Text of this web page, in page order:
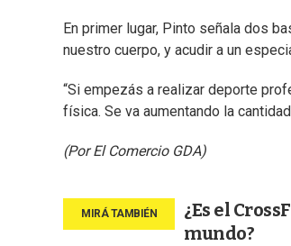
En primer lugar, Pinto señala dos
nuestro cuerpo, y acudir a un
“Si empezás a realizar deporte
física. Se va aumentando la
(Por El Comercio GDA)
¿Es el
mundo?